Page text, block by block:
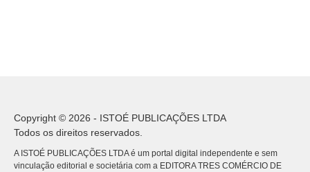
Copyright © 2026 - ISTOÉ PUBLICAÇÕES LTDA
Todos os direitos reservados.
A ISTOÉ PUBLICAÇÕES LTDA é um portal digital independente e sem
vinculação editorial e societária com a EDITORA TRES COMÉRCIO DE